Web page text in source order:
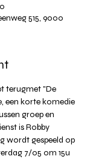
515, 9000
terugmet "De
een korte komedie
groep en
is Robby
wordt gespeeld op
7/05 om 15u